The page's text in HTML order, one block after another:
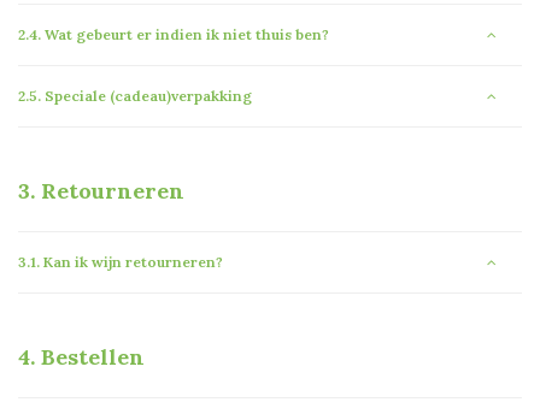
2.4. Wat gebeurt er indien ik niet thuis ben?
2.5. Speciale (cadeau)verpakking
3. Retourneren
3.1. Kan ik wijn retourneren?
4. Bestellen